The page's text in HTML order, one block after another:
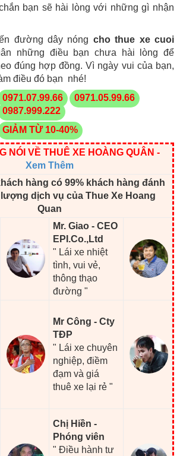
bạn sẽ hài lòng với những gì nhận
đường dây nóng cho thue xe cuoi
những điều bạn chưa hài lòng để
đúng hợp đồng. Vì ngày vui của bạn,
điều đó bạn nhé!
0971.07.99.66
0971.05.99.66
0987.999.222
GIẢM TỪ 10-40%
NÓI VỀ THUÊ XE HOÀNG QUÂN -
Xem Thêm
hàng có 99% khách hàng đánh
dịch vụ của Thue Xe Hoang
Quan
Mr. Giao - CEO
EPI.Co.,Ltd
" Lái xe nhiệt
tình, vui vẻ,
thông thạo
đường "
Mr Công - Cty
TĐP
" Lái xe chuyên
nghiệp, điềm
đạm và giá
thuê xe lại rẻ "
Chị Hiền -
Phóng viên
" Điều hành tư